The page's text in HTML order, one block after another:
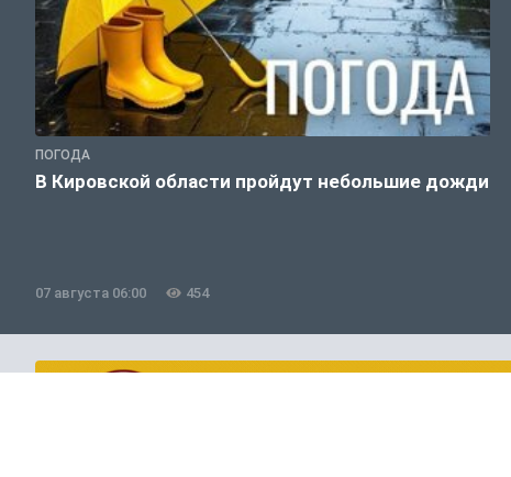
ПОГОДА
В Кировской области пройдут небольшие дожди
07 августа 06:00 454